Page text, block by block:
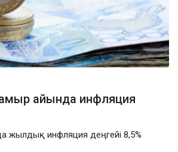
айында инфляция
жылдық инфляция деңгейі 8,5%